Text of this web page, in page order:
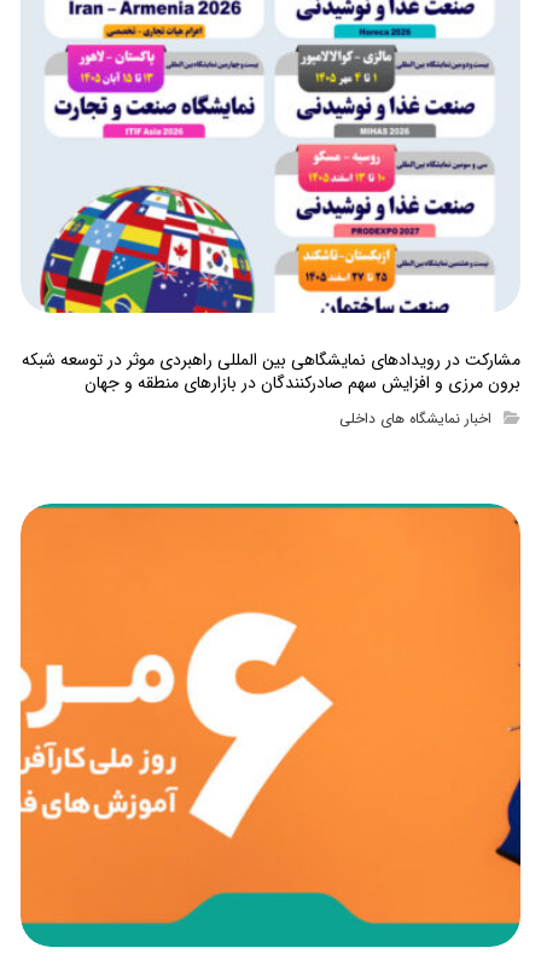
مشارکت در رویدادهای نمایشگاهی بین المللی راهبردی موثر در توسعه شبکه
برون مرزی و افزایش سهم صادرکنندگان در بازارهای منطقه و جهان
اخبار نمایشگاه های داخلی